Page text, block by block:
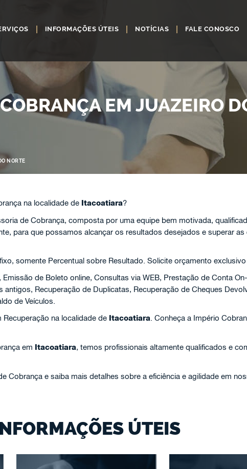
INFORMAÇÕES ÚTEIS NOTÍCIAS FALE CONOSCO
EM JUAZEIRO
NORTE
na localidade de Itacoatiara?
de Cobrança, composta por uma equipe bem motivada,
para que possamos alcançar os resultados desejados e superar
somente Percentual sobre Resultado. Solicite orçamento
de Boleto online, Consultas via WEB, Prestação de Conta
Recuperação de Duplicatas, Recuperação de Cheques
de Veículos.
na localidade de Itacoatiara. Conheça a Império
em Itacoatiara, temos profissionais altamente qualificados e
Cobrança e saiba mais detalhes sobre a eficiência e agilidade em
ÚTEIS